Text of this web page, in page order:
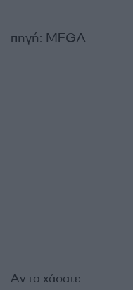
πηγή: MEGA
Αν τα χάσατε